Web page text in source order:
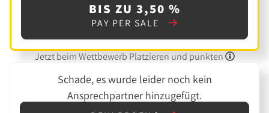
BIS ZU 3,50 %
PAY PER SALE
Jetzt beim Wettbewerb Platzieren und punkten
Schade, es wurde leider noch kein
Ansprechpartner hinzugefügt.